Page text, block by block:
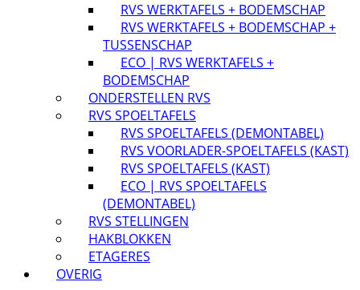
RVS WERKTAFELS + BODEMSCHAP
RVS WERKTAFELS + BODEMSCHAP +
TUSSENSCHAP
ECO | RVS WERKTAFELS +
BODEMSCHAP
ONDERSTELLEN RVS
RVS SPOELTAFELS
RVS SPOELTAFELS (DEMONTABEL)
RVS VOORLADER-SPOELTAFELS (KAST)
RVS SPOELTAFELS (KAST)
ECO | RVS SPOELTAFELS
(DEMONTABEL)
RVS STELLINGEN
HAKBLOKKEN
ETAGERES
OVERIG